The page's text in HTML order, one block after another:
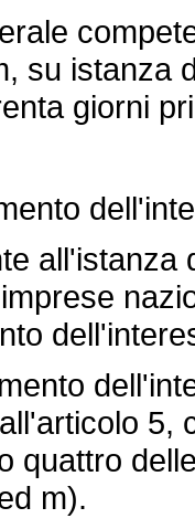
su istanza
giorni
all'istanza
quattro
m).